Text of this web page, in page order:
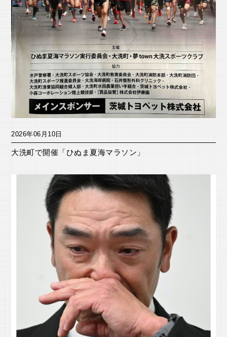
2026年06月10日
大洗町で開催「ひぬま夏海マラソン」